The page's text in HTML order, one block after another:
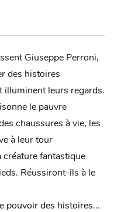
Giuseppe Perroni,
des histoires
illuminent leurs regards.
le pauvre
chaussures à vie, les
à leur tour
créature fantastique
Réussiront-ils à le
pouvoir des histoires...